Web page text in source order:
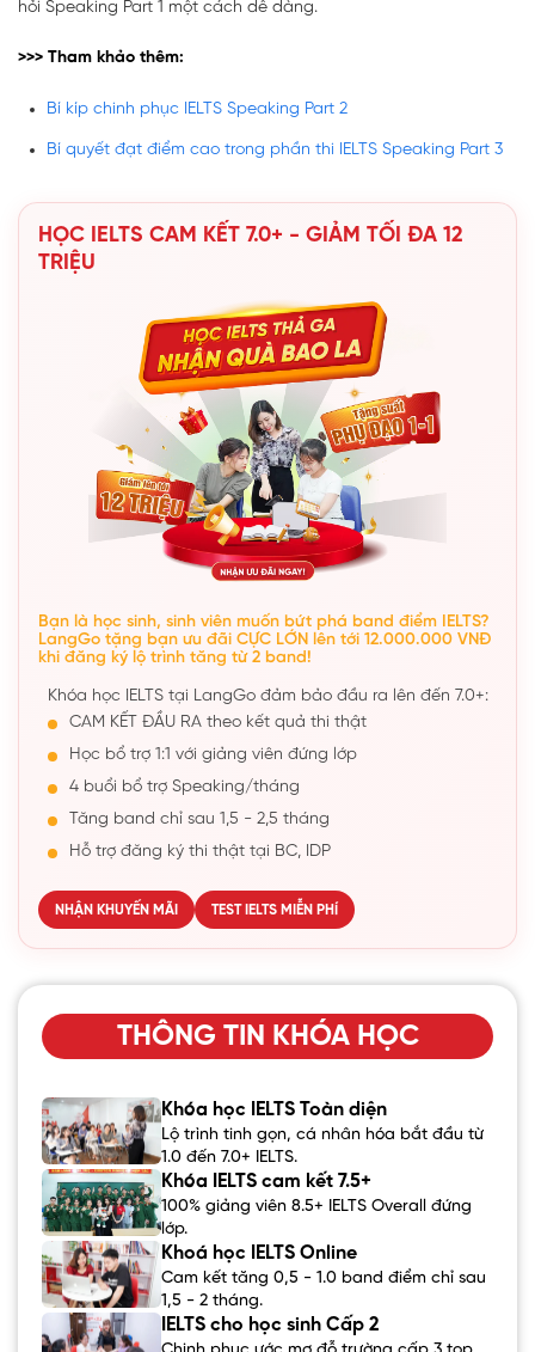
hỏi Speaking Part 1 một cách dễ dàng.
>>> Tham khảo thêm:
Bí kíp chinh phục IELTS Speaking Part 2
Bí quyết đạt điểm cao trong phần thi IELTS Speaking Part 3
HỌC IELTS CAM KẾT 7.0+ - GIẢM TỐI ĐA 12
TRIỆU
Bạn là học sinh, sinh viên muốn bứt phá band điểm IELTS?
LangGo tặng bạn ưu đãi CỰC LỚN lên tới 12.000.000 VNĐ
khi đăng ký lộ trình tăng từ 2 band!
Khóa học IELTS tại LangGo đảm bảo đầu ra lên đến 7.0+:
CAM KẾT ĐẦU RA theo kết quả thi thật
Học bổ trợ 1:1 với giảng viên đứng lớp
4 buổi bổ trợ Speaking/tháng
Tăng band chỉ sau 1,5 - 2,5 tháng
Hỗ trợ đăng ký thi thật tại BC, IDP
NHẬN KHUYẾN MÃI TEST IELTS MIỄN PHÍ
THÔNG TIN KHÓA HỌC
Khóa học IELTS Toàn diện
Lộ trình tinh gọn, cá nhân hóa bắt đầu từ
1.0 đến 7.0+ IELTS.
Khóa IELTS cam kết 7.5+
100% giảng viên 8.5+ IELTS Overall đứng
lớp.
Khoá học IELTS Online
Cam kết tăng 0,5 - 1.0 band điểm chỉ sau
1,5 - 2 tháng.
IELTS cho học sinh Cấp 2